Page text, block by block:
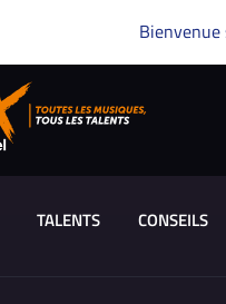
Bienvenue
TALENTS CONSEILS